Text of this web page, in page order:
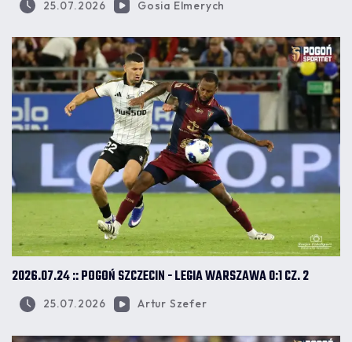
25.07.2026 Gosia Elmerych
2026.07.24 :: POGOŃ SZCZECIN - LEGIA WARSZAWA 0:1 CZ. 2
25.07.2026 Artur Szefer